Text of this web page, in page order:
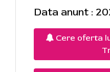
Data anunt :
Cere oferta